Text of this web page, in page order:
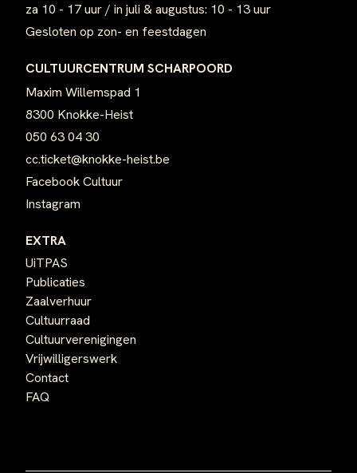
za 10 - 17 uur / in juli & augustus: 10 - 13 uur
Gesloten op zon- en feestdagen
CULTUURCENTRUM SCHARPOORD
Maxim Willemspad 1
8300 Knokke-Heist
050 63 04 30
cc.ticket@knokke-heist.be
Facebook Cultuur
Instagram
EXTRA
UiTPAS
Publicaties
Zaalverhuur
Cultuurraad
Cultuurverenigingen
Vrijwilligerswerk
Contact
FAQ